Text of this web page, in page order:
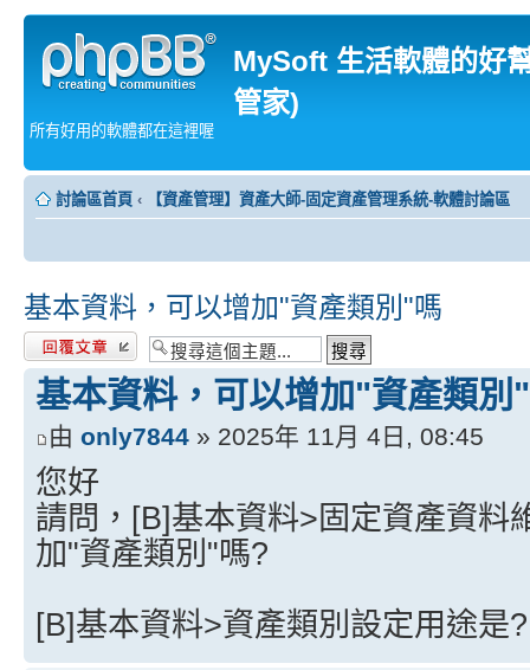
MySoft 生活軟體的好
管家)
所有好用的軟體都在這裡喔
討論區首頁 ‹ 【資產管理】資產大師-固定資產管理系統-軟體討論區
基本資料，可以增加"資產類別"嗎
發表回覆
基本資料，可以增加"資產類別
由 only7844 » 2025年 11月 4日, 08:45
您好
請問，[B]基本資料>固定資產資料
加"資產類別"嗎?
[B]基本資料>資產類別設定用途是?